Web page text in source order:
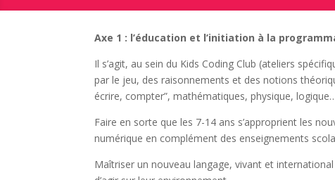
Axe 1 : l’éducation et l’initiation à la
Il s’agit, au sein du Kids Coding Club (ateliers
par le jeu, des raisonnements et des notions
écrire, compter”, mathématiques, physique,
Faire en sorte que les 7-14 ans s’approprient les
numérique en complément des enseignements
Maîtriser un nouveau langage, vivant et